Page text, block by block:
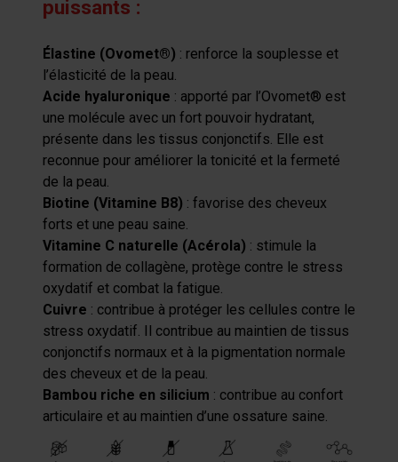
puissants :
Élastine (Ovomet®) : renforce la souplesse et
l’élasticité de la peau.
Acide hyaluronique : apporté par l’Ovomet® est
une molécule avec un fort pouvoir hydratant,
présente dans les tissus conjonctifs. Elle est
reconnue pour améliorer la tonicité et la fermeté
de la peau.
Biotine (Vitamine B8) : favorise des cheveux
forts et une peau saine.
Vitamine C naturelle (Acérola) : stimule la
formation de collagène, protège contre le stress
oxydatif et combat la fatigue.
Cuivre : contribue à protéger les cellules contre le
stress oxydatif. Il contribue au maintien de tissus
conjonctifs normaux et à la pigmentation normale
des cheveux et de la peau.
Bambou riche en silicium : contribue au confort
articulaire et au maintien d’une ossature saine.